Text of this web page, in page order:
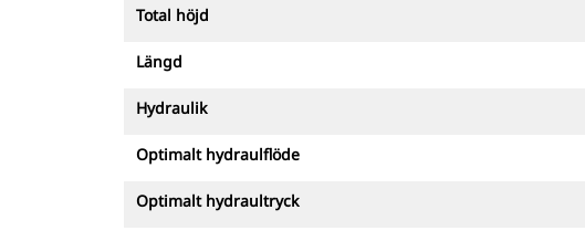
Total höjd
Längd
Hydraulik
Optimalt hydraulflöde
Optimalt hydraultryck